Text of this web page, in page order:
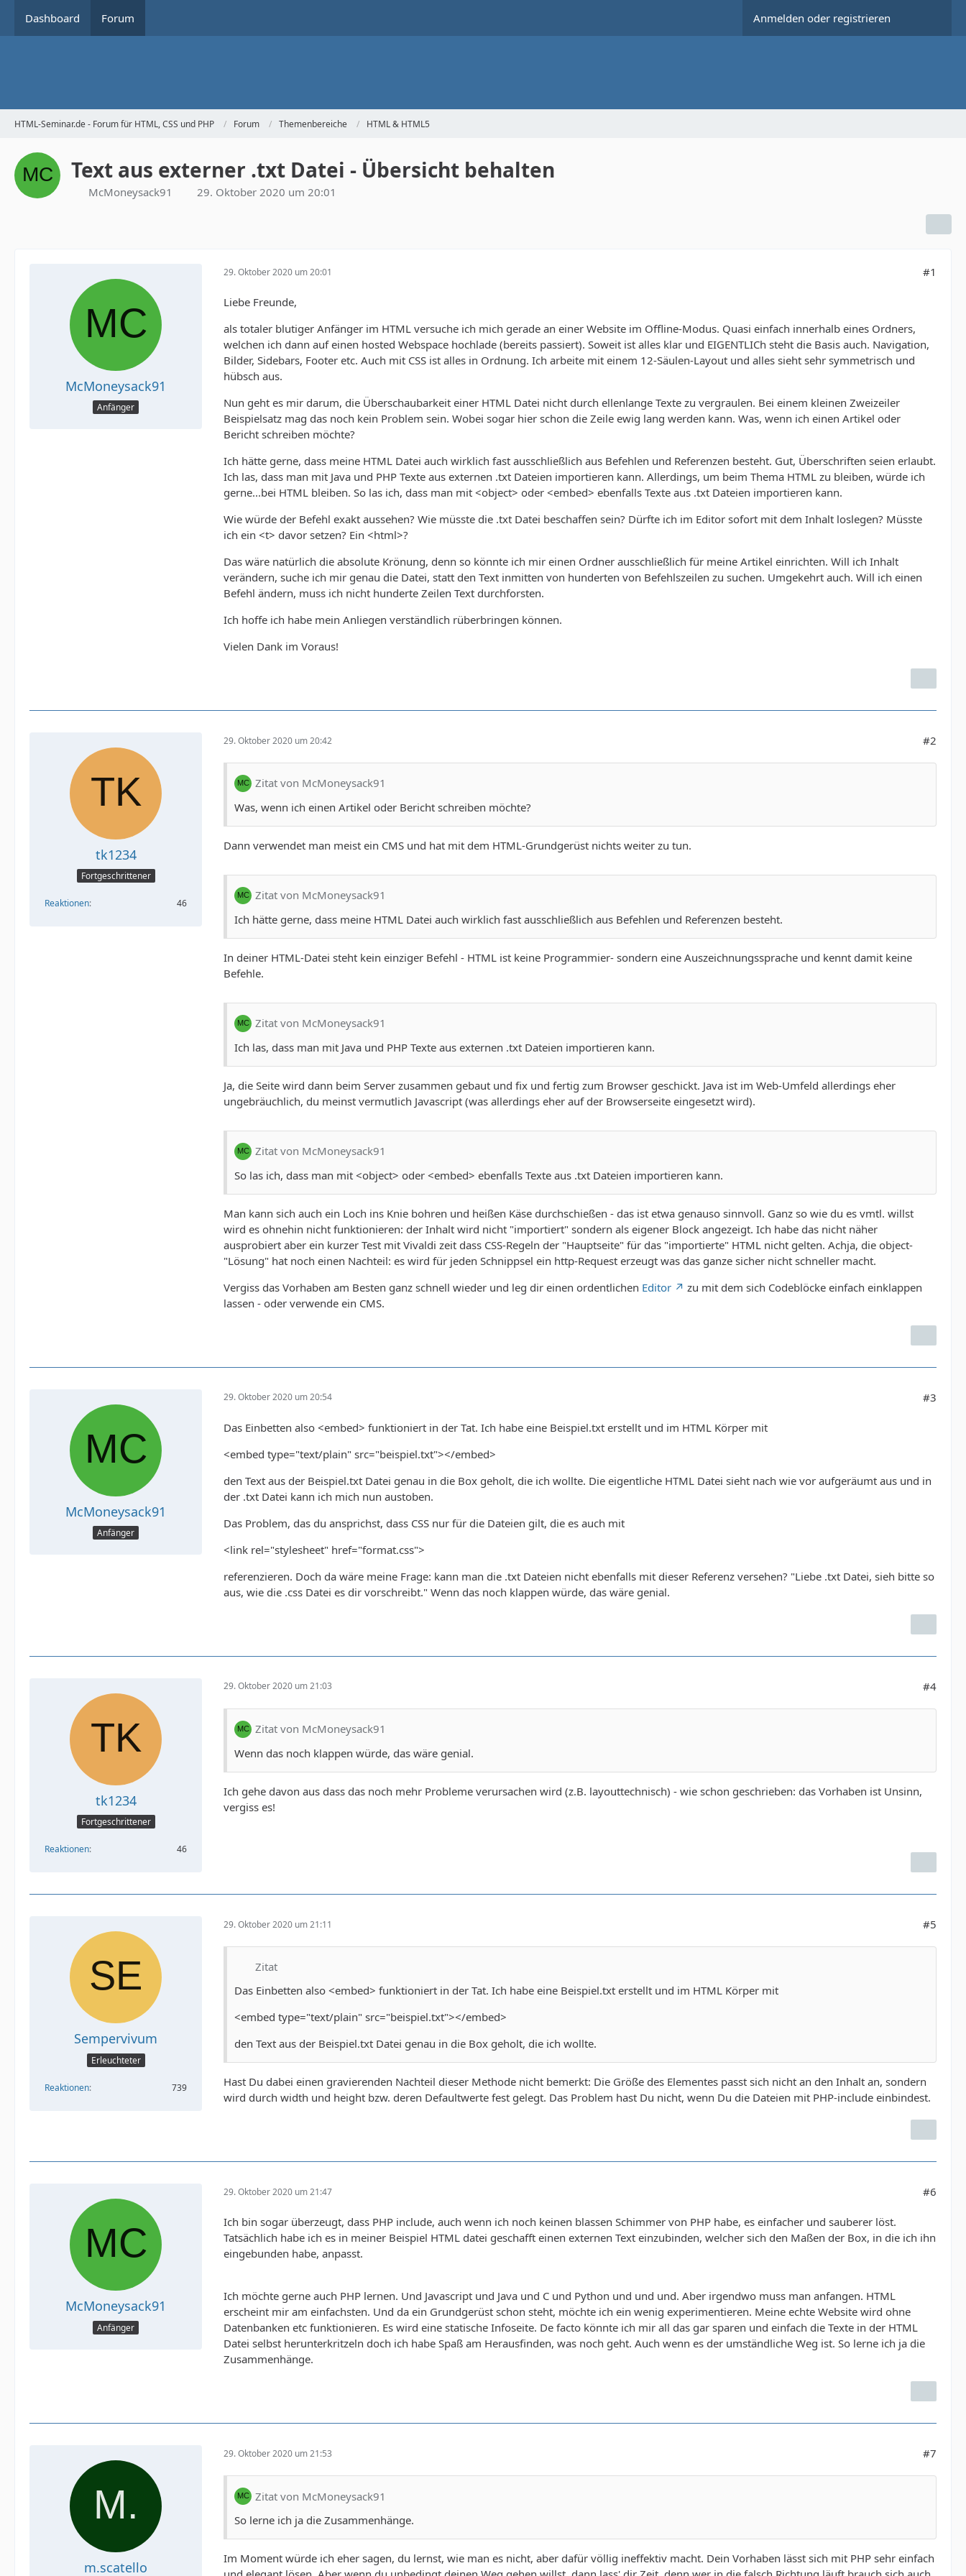
Dashboard Forum Anmelden oder registrieren
HTML-Seminar.de - Forum für HTML, CSS und PHP Forum Themenbereiche HTML & HTML5
Text aus externer .txt Datei - Übersicht behalten
McMoneysack91 29. Oktober 2020 um 20:01
McMoneysack91
Anfänger
29. Oktober 2020 um 20:01 #1
Liebe Freunde,
als totaler blutiger Anfänger im HTML versuche ich mich gerade an einer Website im Offline-Modus. Quasi einfach innerhalb eines Ordners,
welchen ich dann auf einen hosted Webspace hochlade (bereits passiert). Soweit ist alles klar und EIGENTLICh steht die Basis auch. Navigation,
Bilder, Sidebars, Footer etc. Auch mit CSS ist alles in Ordnung. Ich arbeite mit einem 12-Säulen-Layout und alles sieht sehr symmetrisch und
hübsch aus.
Nun geht es mir darum, die Überschaubarkeit einer HTML Datei nicht durch ellenlange Texte zu vergraulen. Bei einem kleinen Zweizeiler
Beispielsatz mag das noch kein Problem sein. Wobei sogar hier schon die Zeile ewig lang werden kann. Was, wenn ich einen Artikel oder
Bericht schreiben möchte?
Ich hätte gerne, dass meine HTML Datei auch wirklich fast ausschließlich aus Befehlen und Referenzen besteht. Gut, Überschriften seien erlaubt.
Ich las, dass man mit Java und PHP Texte aus externen .txt Dateien importieren kann. Allerdings, um beim Thema HTML zu bleiben, würde ich
gerne...bei HTML bleiben. So las ich, dass man mit <object> oder <embed> ebenfalls Texte aus .txt Dateien importieren kann.
Wie würde der Befehl exakt aussehen? Wie müsste die .txt Datei beschaffen sein? Dürfte ich im Editor sofort mit dem Inhalt loslegen? Müsste
ich ein <t> davor setzen? Ein <html>?
Das wäre natürlich die absolute Krönung, denn so könnte ich mir einen Ordner ausschließlich für meine Artikel einrichten. Will ich Inhalt
verändern, suche ich mir genau die Datei, statt den Text inmitten von hunderten von Befehlszeilen zu suchen. Umgekehrt auch. Will ich einen
Befehl ändern, muss ich nicht hunderte Zeilen Text durchforsten.
Ich hoffe ich habe mein Anliegen verständlich rüberbringen können.
Vielen Dank im Voraus!
tk1234
Fortgeschrittener
Reaktionen 46
29. Oktober 2020 um 20:42 #2
Zitat von McMoneysack91
Was, wenn ich einen Artikel oder Bericht schreiben möchte?
Dann verwendet man meist ein CMS und hat mit dem HTML-Grundgerüst nichts weiter zu tun.
Zitat von McMoneysack91
Ich hätte gerne, dass meine HTML Datei auch wirklich fast ausschließlich aus Befehlen und Referenzen besteht.
In deiner HTML-Datei steht kein einziger Befehl - HTML ist keine Programmier- sondern eine Auszeichnungssprache und kennt damit keine
Befehle.
Zitat von McMoneysack91
Ich las, dass man mit Java und PHP Texte aus externen .txt Dateien importieren kann.
Ja, die Seite wird dann beim Server zusammen gebaut und fix und fertig zum Browser geschickt. Java ist im Web-Umfeld allerdings eher
ungebräuchlich, du meinst vermutlich Javascript (was allerdings eher auf der Browserseite eingesetzt wird).
Zitat von McMoneysack91
So las ich, dass man mit <object> oder <embed> ebenfalls Texte aus .txt Dateien importieren kann.
Man kann sich auch ein Loch ins Knie bohren und heißen Käse durchschießen - das ist etwa genauso sinnvoll. Ganz so wie du es vmtl. willst
wird es ohnehin nicht funktionieren: der Inhalt wird nicht "importiert" sondern als eigener Block angezeigt. Ich habe das nicht näher
ausprobiert aber ein kurzer Test mit Vivaldi zeit dass CSS-Regeln der "Hauptseite" für das "importierte" HTML nicht gelten. Achja, die object-
"Lösung" hat noch einen Nachteil: es wird für jeden Schnippsel ein http-Request erzeugt was das ganze sicher nicht schneller macht.
Vergiss das Vorhaben am Besten ganz schnell wieder und leg dir einen ordentlichen Editor
zu mit dem sich Codeblöcke einfach einklappen
lassen - oder verwende ein CMS.
McMoneysack91
Anfänger
29. Oktober 2020 um 20:54 #3
Das Einbetten also <embed> funktioniert in der Tat. Ich habe eine Beispiel.txt erstellt und im HTML Körper mit
<embed type="text/plain" src="beispiel.txt"></embed>
den Text aus der Beispiel.txt Datei genau in die Box geholt, die ich wollte. Die eigentliche HTML Datei sieht nach wie vor aufgeräumt aus und in
der .txt Datei kann ich mich nun austoben.
Das Problem, das du ansprichst, dass CSS nur für die Dateien gilt, die es auch mit
<link rel="stylesheet" href="format.css">
referenzieren. Doch da wäre meine Frage: kann man die .txt Dateien nicht ebenfalls mit dieser Referenz versehen? "Liebe .txt Datei, sieh bitte so
aus, wie die .css Datei es dir vorschreibt." Wenn das noch klappen würde, das wäre genial.
tk1234
Fortgeschrittener
Reaktionen 46
29. Oktober 2020 um 21:03 #4
Zitat von McMoneysack91
Wenn das noch klappen würde, das wäre genial.
Ich gehe davon aus dass das noch mehr Probleme verursachen wird (z.B. layouttechnisch) - wie schon geschrieben: das Vorhaben ist Unsinn,
vergiss es!
Sempervivum
Erleuchteter
Reaktionen 739
29. Oktober 2020 um 21:11 #5
Zitat
Das Einbetten also <embed> funktioniert in der Tat. Ich habe eine Beispiel.txt erstellt und im HTML Körper mit
<embed type="text/plain" src="beispiel.txt"></embed>
den Text aus der Beispiel.txt Datei genau in die Box geholt, die ich wollte.
Hast Du dabei einen gravierenden Nachteil dieser Methode nicht bemerkt: Die Größe des Elementes passt sich nicht an den Inhalt an, sondern
wird durch width und height bzw. deren Defaultwerte fest gelegt. Das Problem hast Du nicht, wenn Du die Dateien mit PHP-include einbindest.
McMoneysack91
Anfänger
29. Oktober 2020 um 21:47 #6
Ich bin sogar überzeugt, dass PHP include, auch wenn ich noch keinen blassen Schimmer von PHP habe, es einfacher und sauberer löst.
Tatsächlich habe ich es in meiner Beispiel HTML datei geschafft einen externen Text einzubinden, welcher sich den Maßen der Box, in die ich ihn
eingebunden habe, anpasst.
Ich möchte gerne auch PHP lernen. Und Javascript und Java und C und Python und und und. Aber irgendwo muss man anfangen. HTML
erscheint mir am einfachsten. Und da ein Grundgerüst schon steht, möchte ich ein wenig experimentieren. Meine echte Website wird ohne
Datenbanken etc funktionieren. Es wird eine statische Infoseite. De facto könnte ich mir all das gar sparen und einfach die Texte in der HTML
Datei selbst herunterkritzeln doch ich habe Spaß am Herausfinden, was noch geht. Auch wenn es der umständliche Weg ist. So lerne ich ja die
Zusammenhänge.
m.scatello
29. Oktober 2020 um 21:53 #7
Zitat von McMoneysack91
So lerne ich ja die Zusammenhänge.
Im Moment würde ich eher sagen, du lernst, wie man es nicht, aber dafür völlig ineffektiv macht. Dein Vorhaben lässt sich mit PHP sehr einfach